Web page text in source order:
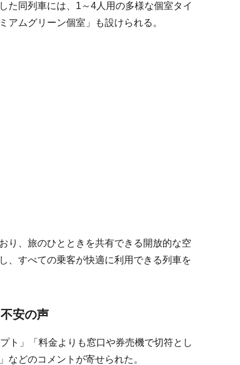
た同列車には、1～4人用の多様な個室タイ
アムグリーン個室」も設けられる。
り、旅のひとときを共有できる開放的な空
、すべての乗客が快適に利用できる列車を
安の声
ト」「料金よりも窓口や券売機で切符とし
などのコメントが寄せられた。